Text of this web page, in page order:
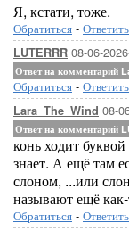
Я, кстати, тоже.
Обратиться - Ответить
LUTERRR 08-06-
Ответ на комментарий
Обратиться - Ответить
Lara_The_Wind 08-
Ответ на комментарий
конь ходит
знает. А ещё там
слоном, ...или
называют ещё
Обратиться - Ответить